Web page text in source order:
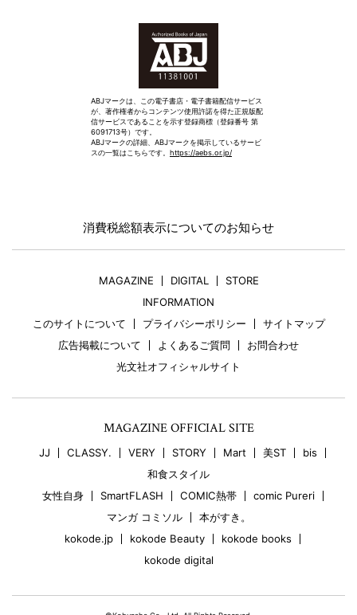
ABJマークは、この電子書店・電子書籍配信サービス
が、著作権者からコンテンツ使用許諾を得た正規版配
信サービスであることを示す登録商標（登録番号 第
6091713号）です。
ABJマークの詳細、ABJマークを掲示しているサービ
スの一覧はこちらです。 https://aebs.or.jp/
消費税総額表示についてのお知らせ
MAGAZINE DIGITAL
STORE
INFORMATION
このサイトについて
プライバシーポリシー
サイトマップ
広告掲載について
よくあるご質問
お問合わせ
光文社オフィシャルサイト
MAGAZINE OFFICIAL SITE
JJ CLASSY. VERY STORY Mart 美ST
bis
和食スタイル
女性自身
SmartFLASH COMIC熱帯
comic Pureri
マンガ コミソル
本がすき。
kokode.jp
kokode Beauty
kokode books
kokode digital